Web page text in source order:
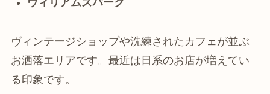
ヴィンテージショップや洗練されたカフェが並ぶ
お洒落エリアです。最近は日系のお店が増えてい
る印象です。